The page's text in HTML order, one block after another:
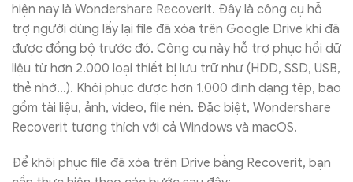
hiện nay là Wondershare Recoverit. Đây là công cụ hỗ
trợ người dùng lấy lại file đã xóa trên Google Drive khi đã
được đồng bộ trước đó. Công cụ này hỗ trợ phục hồi dữ
liệu từ hơn 2.000 loại thiết bị lưu trữ như (HDD, SSD, USB,
thẻ nhớ…). Khôi phục được hơn 1.000 định dạng tệp, bao
gồm tài liệu, ảnh, video, file nén. Đặc biệt, Wondershare
Recoverit tương thích với cả Windows và macOS.
Để khôi phục file đã xóa trên Drive bằng Recoverit, bạn